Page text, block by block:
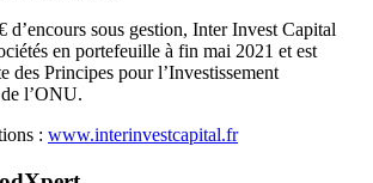
d’encours sous gestion, Inter Invest Capital
en portefeuille à fin mai 2021 et est
des Principes pour l’Investissement
l’ONU.
: www.interinvestcapital.fr